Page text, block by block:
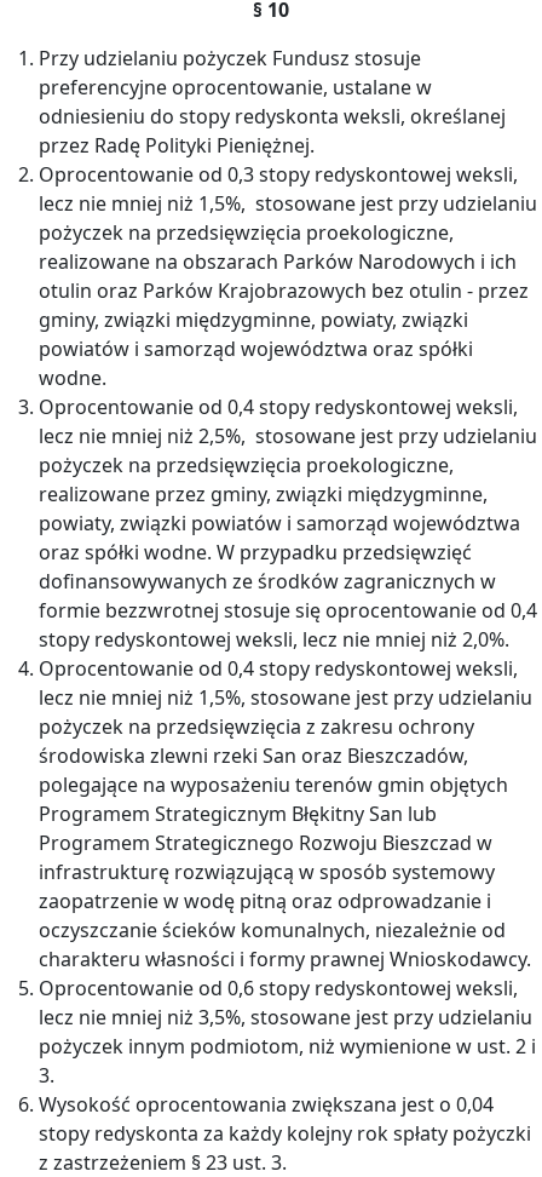
§ 10
Przy udzielaniu pożyczek Fundusz stosuje
preferencyjne oprocentowanie, ustalane w
odniesieniu do stopy redyskonta weksli, określanej
przez Radę Polityki Pieniężnej.
Oprocentowanie od 0,3 stopy redyskontowej weksli,
lecz nie mniej niż 1,5%, stosowane jest przy udzielaniu
pożyczek na przedsięwzięcia proekologiczne,
realizowane na obszarach Parków Narodowych i ich
otulin oraz Parków Krajobrazowych bez otulin - przez
gminy, związki międzygminne, powiaty, związki
powiatów i samorząd województwa oraz spółki
wodne.
Oprocentowanie od 0,4 stopy redyskontowej weksli,
lecz nie mniej niż 2,5%, stosowane jest przy udzielaniu
pożyczek na przedsięwzięcia proekologiczne,
realizowane przez gminy, związki międzygminne,
powiaty, związki powiatów i samorząd województwa
oraz spółki wodne. W przypadku przedsięwzięć
dofinansowywanych ze środków zagranicznych w
formie bezzwrotnej stosuje się oprocentowanie od 0,4
stopy redyskontowej weksli, lecz nie mniej niż 2,0%.
Oprocentowanie od 0,4 stopy redyskontowej weksli,
lecz nie mniej niż 1,5%, stosowane jest przy udzielaniu
pożyczek na przedsięwzięcia z zakresu ochrony
środowiska zlewni rzeki San oraz Bieszczadów,
polegające na wyposażeniu terenów gmin objętych
Programem Strategicznym Błękitny San lub
Programem Strategicznego Rozwoju Bieszczad w
infrastrukturę rozwiązującą w sposób systemowy
zaopatrzenie w wodę pitną oraz odprowadzanie i
oczyszczanie ścieków komunalnych, niezależnie od
charakteru własności i formy prawnej Wnioskodawcy.
Oprocentowanie od 0,6 stopy redyskontowej weksli,
lecz nie mniej niż 3,5%, stosowane jest przy udzielaniu
pożyczek innym podmiotom, niż wymienione w ust. 2 i
3.
Wysokość oprocentowania zwiększana jest o 0,04
stopy redyskonta za każdy kolejny rok spłaty pożyczki
z zastrzeżeniem § 23 ust. 3.